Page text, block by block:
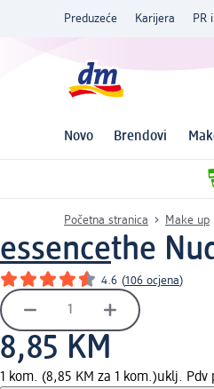
Preduzeće Karijera PR
Novo Brendovi
Početna stranica Make up
essencethe
4.6 (106 ocjena)
8,85 KM
1 kom. (8,85 KM za 1 kom.)uklj. Pdv